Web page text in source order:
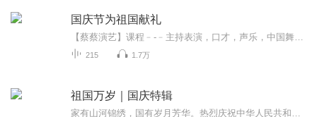
国庆节为祖国献礼
215 1.7万
祖国万岁｜国庆特辑